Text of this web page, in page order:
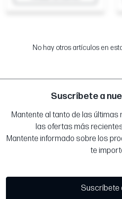
No hay otros artículos en
Suscríbete a
Mantente al tanto de las
las ofertas más
Mantente informado sobre los
te
Suscríbete